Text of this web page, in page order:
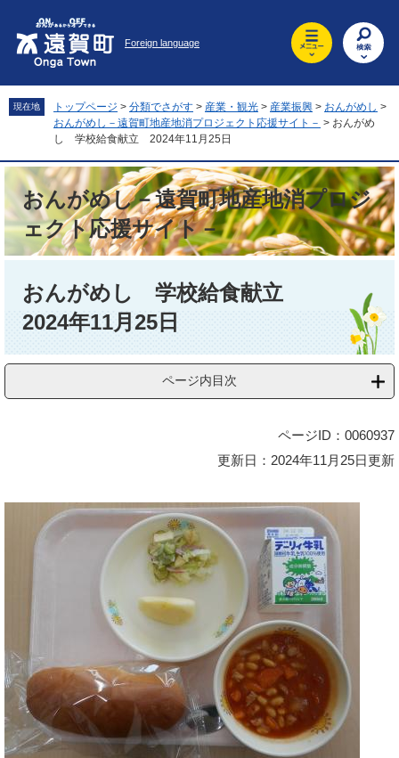
先
頭
。
を
飛
て
へ
Foreign language
現在地 トップページ > 分類でさがす > 産業・観光 > 産業振興 > おんがめし >
おんがめし－遠賀町地産地消プロジェクト応援サイト－ > おんがめ
し 学校給食献立 2024年11月25日
おんがめし－遠賀町地産地消プロジ
ェクト応援サイト－
おんがめし 学校給食献立
2024年11月25日
ページ内目次
ページID：0060937
更新日：2024年11月25日更新